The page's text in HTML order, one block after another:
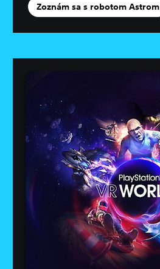
Zoznám sa s robotom Astrom